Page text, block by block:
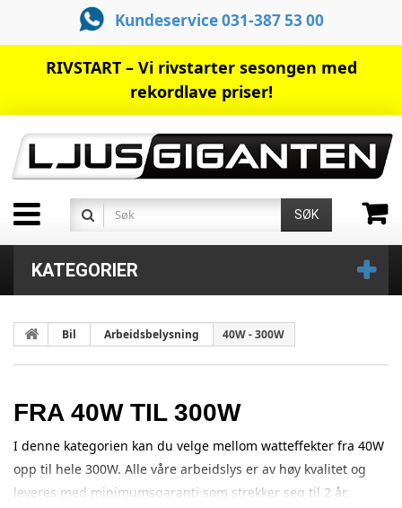
Kundeservice 031-387 53 00
RIVSTART – Vi rivstarter sesongen med
rekordlave priser!
SØK
KATEGORIER
Bil Arbeidsbelysning 40W - 300W
FRA 40W TIL 300W
I denne kategorien kan du velge mellom watteffekter fra 40W
opp til hele 300W. Alle våre arbeidslys er av høy kvalitet og
leveres med minimumsgaranti som strekker seg til 2 år.